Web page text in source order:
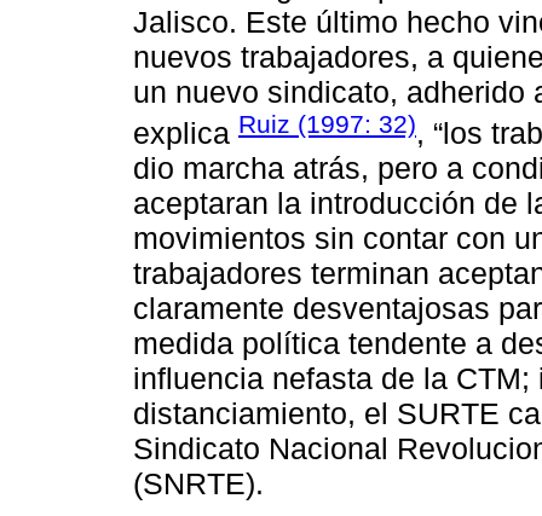
Jalisco. Este último hecho
nuevos trabajadores, a
un nuevo sindicato, adherido
explica Ruiz (1997: 32), “los
dio marcha atrás, pero a
aceptaran la introducción de
movimientos sin contar con
trabajadores terminan
claramente desventajosas
medida política tendente a
influencia nefasta de la
distanciamiento, el SURTE
Sindicato Nacional
(SNRTE).